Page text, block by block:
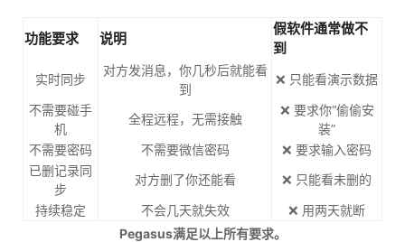
功能要求 说明
假软件通常做不
到
实时同步
对方发消息，你几秒后就能看
到
❌ 只能看演示数据
不需要碰手
机
全程远程，无需接触
❌ 要求你“偷偷安
装”
不需要密码
不需要微信密码
❌ 要求输入密码
已删记录同
步
对方删了你还能看
❌ 只能看未删的
持续稳定
不会几天就失效
❌ 用两天就断
Pegasus满足以上所有要求。